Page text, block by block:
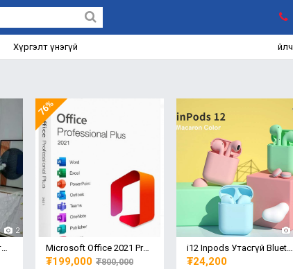
Хүргэлт үнэгүй
2
4м өргөн, 2.8м урттай торон материалтай тюль
76%
Microsoft Office 2021 Professional plus
₮199,000 ₮800,000
i12 Inpods Утасгүй Bluetooth Чихэвч
₮24,200